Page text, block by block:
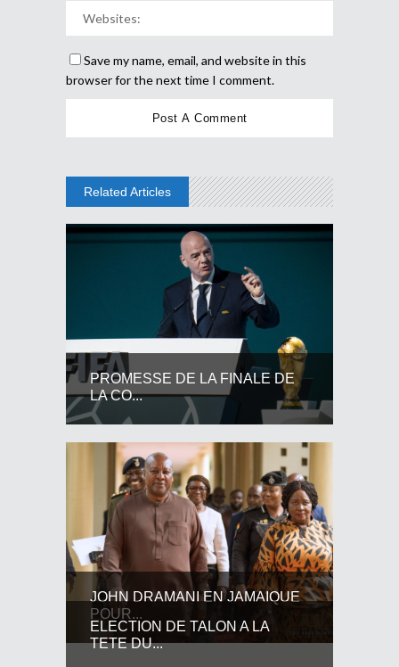
Save my name, email, and website in this
browser for the next time I comment.
Related Articles
PROMESSE DE LA FINALE DE
LA CO...
JOHN DRAMANI EN JAMAIQUE
POUR...
ELECTION DE TALON A LA
TETE DU...